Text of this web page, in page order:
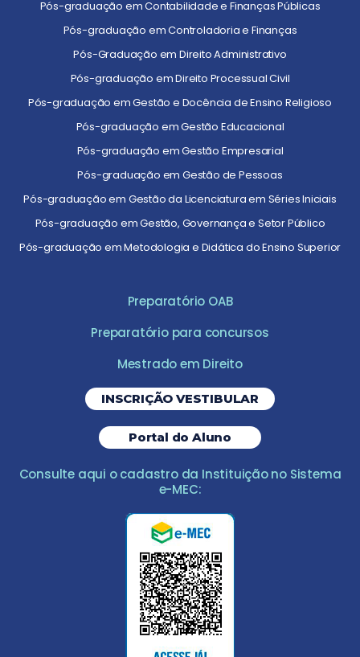
Pós-graduação em Contabilidade e Finanças Públicas
Pós-graduação em Controladoria e Finanças
Pós-Graduação em Direito Administrativo
Pós-graduação em Direito Processual Civil
Pós-graduação em Gestão e Docência de Ensino Religioso
Pós-graduação em Gestão Educacional
Pós-graduação em Gestão Empresarial
Pós-graduação em Gestão de Pessoas
Pós-graduação em Gestão da Licenciatura em Séries Iniciais
Pós-graduação em Gestão, Governança e Setor Público
Pós-graduação em Metodologia e Didática do Ensino Superior
Preparatório OAB
Preparatório para concursos
Mestrado em Direito
INSCRIÇÃO VESTIBULAR
Portal do Aluno
Consulte aqui o cadastro da Instituição no Sistema
e-MEC: